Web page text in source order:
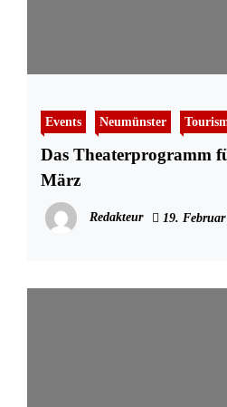
Events Neumünster
Das Theaterprogramm
März
Redakteur 19. Februar